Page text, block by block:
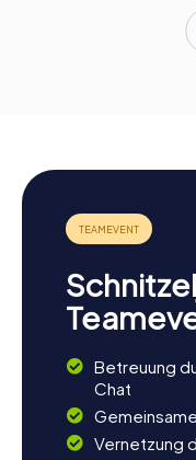
Betreuung
Chat
Vernetzung